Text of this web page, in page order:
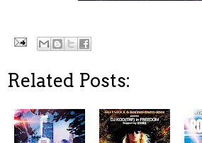
Related Posts: